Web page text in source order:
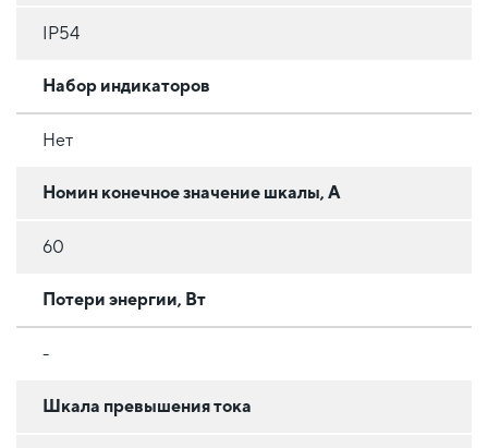
IP54
Набор индикаторов
Нет
Номин конечное значение шкалы, А
60
Потери энергии, Вт
-
Шкала превышения тока